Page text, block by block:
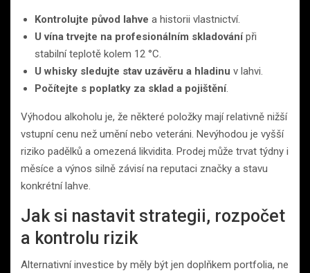
Kontrolujte původ lahve a historii vlastnictví.
U vína trvejte na profesionálním skladovánípři
stabilní teplotě kolem 12 °C.
U whisky sledujte stav uzávěru a hladinu v lahvi.
Počítejte s poplatky za sklad a pojištění.
Výhodou alkoholu je, že některé položky mají relativně nižší
vstupní cenu než umění nebo veteráni. Nevýhodou je vyšší
riziko padělků a omezená likvidita. Prodej může trvat týdny i
měsíce a výnos silně závisí na reputaci značky a stavu
konkrétní lahve.
Jak si nastavit strategii, rozpočet
a kontrolu rizik
Alternativní investice by měly být jen doplňkem portfolia, ne